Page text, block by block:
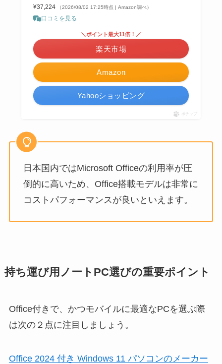
¥37,224 （2026/08/02 17:25時点 | Amazon調べ）
口コミを見る
Amazon
＼ポイント最大11倍！／
楽天市場
Yahooショッピング
ポチップ
日本国内ではMicrosoft Officeの利用率が圧
倒的に高いため、Office搭載モデルは非常に
コストパフォーマンスが良いといえます。
持ち運び用ノートPC選びの重要ポイント
Office付きで、かつモバイルに最適なPCを選ぶ際
は次の２点に注目しましょう。
Office 2024 付き Windows 11 パソコンのメーカー